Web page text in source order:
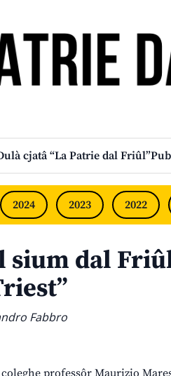
cjatâ “La Patrie dal Friûl”
2024 2023 2022
sium dal
Fabbro